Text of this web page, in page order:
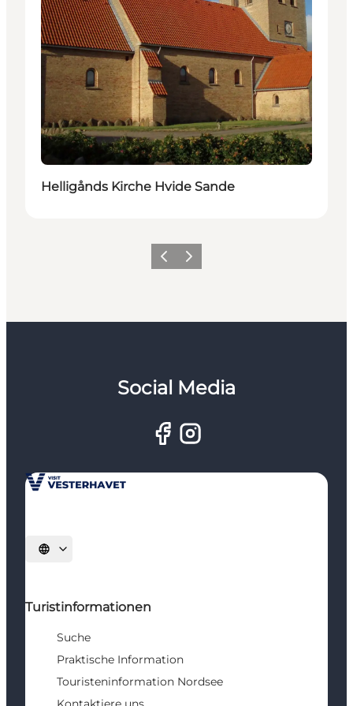
Helligånds Kirche Hvide Sande
ZurückWeiter
Social Media
Sprache auswählen
Turistinformationen
Suche
Praktische Information
Touristeninformation Nordsee